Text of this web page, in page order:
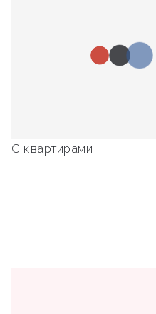
С квартирами